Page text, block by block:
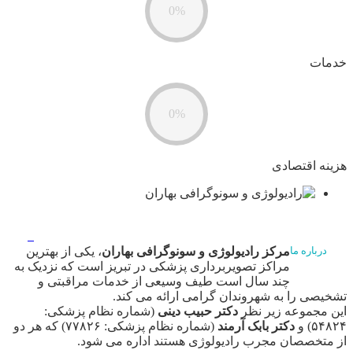
0%
خدمات
0%
هزینه اقتصادی
درباره مامرکز رادیولوژی و سونوگرافی بهاران، یکی از بهترین
مراکز تصویربرداری پزشکی در تبریز است که نزدیک به
چند سال است طیف وسیعی از خدمات مراقبتی و
تشخیصی را به شهروندان گرامی ارائه می کند.
این مجموعه زیر نظر دکتر حبیب دینی (شماره نظام پزشکی:
۵۴۸۲۴) و
دکتر بابک آرمند
(شماره نظام پزشکی: ۷۷۸۲۶) که هر دو
از متخصصان مجرب رادیولوژی هستند اداره می شود.